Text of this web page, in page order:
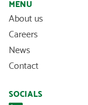
MENU
About us
Careers
News
Contact
SOCIALS